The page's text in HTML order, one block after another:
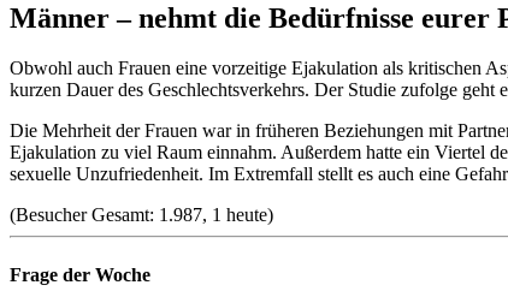
Männer – nehmt die Bedürfnisse eurer
Obwohl auch Frauen eine vorzeitige Ejakulation als kritischen
kurzen Dauer des Geschlechtsverkehrs. Der Studie zufolge
Die Mehrheit der Frauen war in früheren Beziehungen mit
Ejakulation zu viel Raum einnahm. Außerdem hatte ein Viertel
sexuelle Unzufriedenheit. Im Extremfall stellt es auch eine
(Besucher Gesamt: 1.987, 1 heute)
Frage der Woche